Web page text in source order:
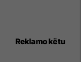
Reklamo këtu